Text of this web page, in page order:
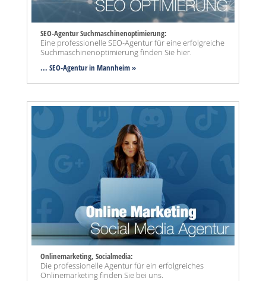
SEO-Agentur Suchmaschinenoptimierung:
Eine professionelle SEO-Agentur für eine erfolgreiche
Suchmaschinenoptimierung finden Sie hier.
... SEO-Agenturin Mannheim »
Onlinemarketing, Socialmedia:
Die professionelle Agentur für ein erfolgreiches
Onlinemarketing finden Sie bei uns.